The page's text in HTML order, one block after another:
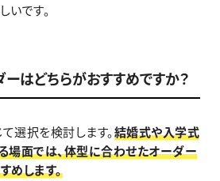
いです。
はどちらがおすすめですか？
選択を検討します。結婚式や入学式
場面では、体型に合わせたオーダー
めします。